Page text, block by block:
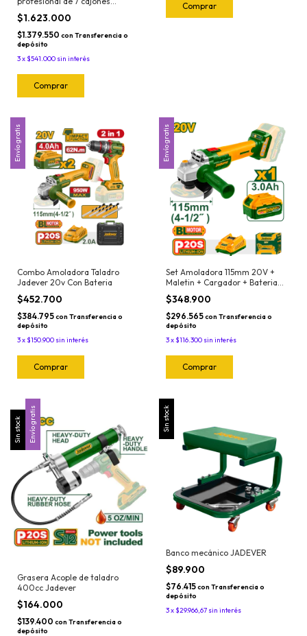
Jadever JDHS3211
$1.623.000
$1.379.550 con Transferencia o
depósito
3x$541.000 sin interés
Envío gratis
Combo Amoladora Taladro
Jadever 20v Con Bateria
$452.700
$384.795con Transferencia o
depósito
3x$150.900 sin interés
Envío gratis
Set Amoladora 115mm 20V +
Maletin + Cargador + Bateria
Jadever JDLAPM21-4
$348.900
$296.565con Transferencia o
depósito
3x$116.300 sin interés
Sin stock Envío gratis
Grasera Acople de taladro
400cc Jadever
$164.000
$139.400 con Transferencia o
depósito
Sin stock
Banco mecánico JADEVER
$89.900
$76.415con Transferencia o
depósito
3x$29.966,67 sin interés